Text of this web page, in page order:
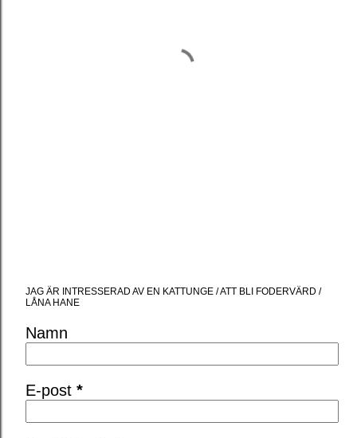
JAG ÄR INTRESSERAD AV EN KATTUNGE / ATT BLI FODERVÄRD /
LÅNA HANE
Namn
E-post *